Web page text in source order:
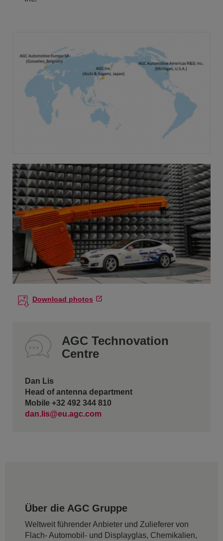
Download photos
AGC Technovation
Centre
Dan Lis
Head of antenna department
Mobile +32 492 344 810
dan.lis@eu.agc.com
Über die AGC Gruppe
Weltweit führender Anbieter und Zulieferer von
Flach- Automobil- und Displayglas, Chemikalien,